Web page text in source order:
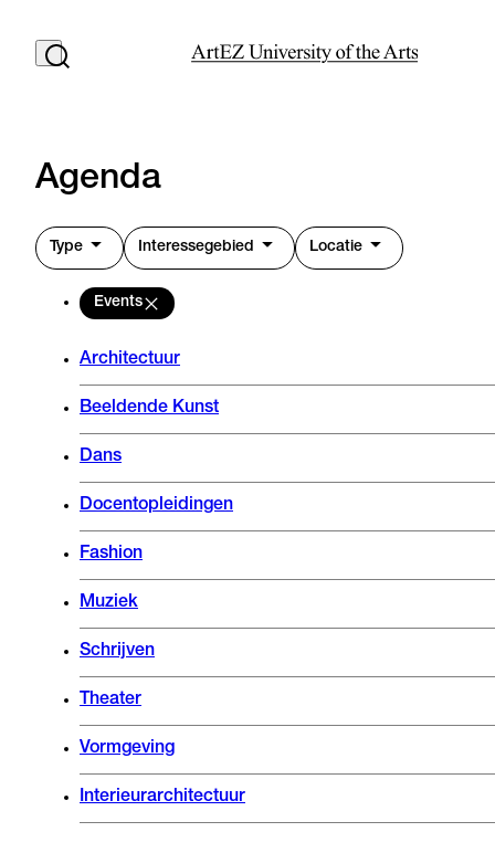
Agenda
Type Interessegebied Locatie
Events
Architectuur
Beeldende Kunst
Dans
Docentopleidingen
Fashion
Muziek
Schrijven
Theater
Vormgeving
Interieurarchitectuur